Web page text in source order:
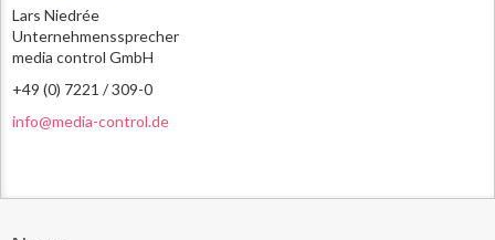
Lars Niedrée
Unternehmenssprecher
media control GmbH
+49 (0) 7221 / 309-0
info@media-control.de